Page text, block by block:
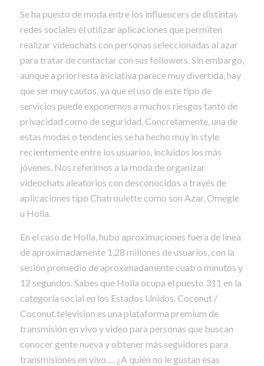
Se ha puesto de moda entre los influencers de distintas
redes sociales el utilizar aplicaciones que permiten
realizar videochats con personas seleccionadas al azar
para tratar de contactar con sus followers. Sin embargo,
aunque a priori esta iniciativa parece muy divertida, hay
que ser muy cautos, ya que el uso de este tipo de
servicios puede exponernos a muchos riesgos tanto de
privacidad como de seguridad. Concretamente, una de
estas modas o tendencies se ha hecho muy in style
recientemente entre los usuarios, incluidos los más
jóvenes. Nos referimos a la moda de organizar
videochats aleatorios con desconocidos a través de
aplicaciones tipo Chatroulette como son Azar, Omegle
u Holla.
En el caso de Holla, hubo aproximaciones fuera de línea
de aproximadamente 1,28 millones de usuarios, con la
sesión promedio de aproximadamente cuatro minutos y
12 segundos. Sabes que Holla ocupa el puesto 311 en la
categoría social en los Estados Unidos. Coconut /
Coconut.television es una plataforma premium de
transmisión en vivo y video para personas que buscan
conocer gente nueva y obtener más seguidores para
transmisiones en vivo…. ¿A quién no le gustan esas